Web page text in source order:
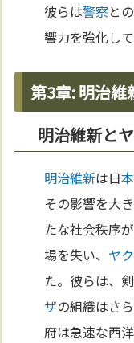
彼らは警察と
響力を強化し
第3章: 明治
明治維新と
明治維新は日本
その影響を大
たな社会秩序
場を失い、 ヤ
た。彼らは、
ザの組織はさ
府は急速な西